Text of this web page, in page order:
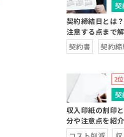
契
契約締結日とは
注意する点まで
契約書
契約締
契
収入印紙の割印
分や注意点を紹介